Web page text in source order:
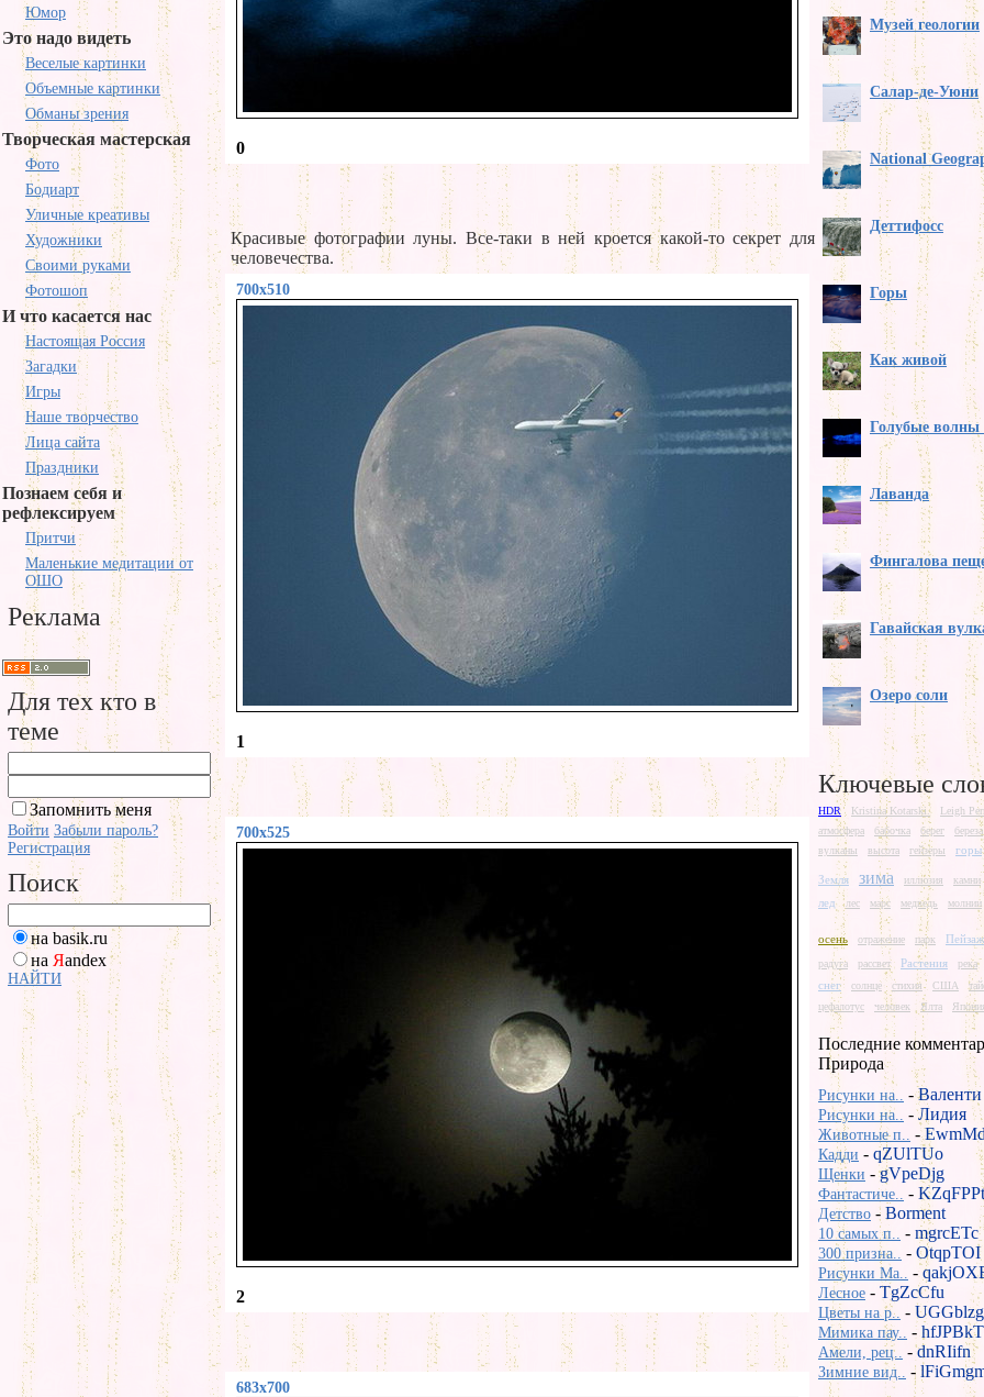
Юмор
Это надо видеть
Веселые картинки
Объемные картинки
Обманы зрения
Творческая мастерская
Фото
Бодиарт
Уличные креативы
Художники
Своими руками
Фотошоп
И что касается нас
Настоящая Россия
Загадки
Игры
Наше творчество
Лица сайта
Праздники
Познаем себя и
рефлексируем
Притчи
Маленькие медитации от
ОШО
Реклама
Для тех кто в
теме
Запомнить меня
Войти Забыли пароль?
Регистрация
Поиск
на basik.ru
на Яandex
НАЙТИ
0
Красивые фотографии луны. Все-таки в ней кроется какой-то секрет для
человечества.
700x510
1
700x525
2
683x700
Музей геологии
Салар-де-Уюни
National
Деттифосс
Горы
Как живой
Голубые волны
Лаванда
Фингалова
Гавайская
Озеро соли
Ключевые
HDR Kristina Kotarski.
Leigh
атмосфера
бабочка берег
береза
вулканы
высота гейзеры горы
Земля зима иллюзия камни
лед лес марс медведь молнии
осень отражение парк Пейзаж
радуга рассвет Растения река
снег солнце стихия США
цефалотус
человек Ялта
Последние
Природа
Рисунки на.. -Валенти
Рисунки на.. -Лидия
Животные п.. -
Кадди - qZUlTUo
Щенки -gVpeDjg
Фантастиче.. - KZqFPPt
Детство - Borment
10 самых п.. - mgrcETc
300 призна.. - OtqpTOI
Рисунки Ma.. -
Лесное - TgZcCfu
Цветы на р.. - UGGblzg
Мимика пау.. - hfJPBkT
Амели, рец.. -dnRIifn
Зимние вид.. -